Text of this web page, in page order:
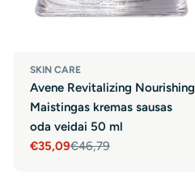
SKIN CARE
Avene Revitalizing Nourishing
Maistingas kremas sausas
oda veidai 50 ml
Sale
€35,09
Regular€46,79